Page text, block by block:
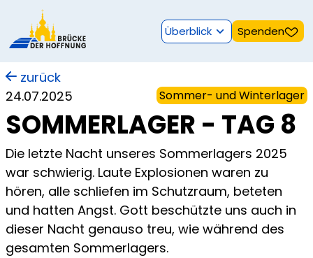
Spenden
Überblick
zurück
24.07.2025
Sommer- und Winterlager
SOMMERLAGER - TAG 8
Die letzte Nacht unseres Sommerlagers 2025
war schwierig. Laute Explosionen waren zu
hören, alle schliefen im Schutzraum, beteten
und hatten Angst. Gott beschützte uns auch in
dieser Nacht genauso treu, wie während des
gesamten Sommerlagers.